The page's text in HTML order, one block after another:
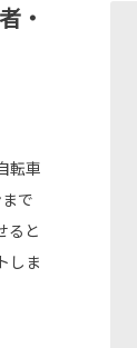
・
転車
で
ると
しま